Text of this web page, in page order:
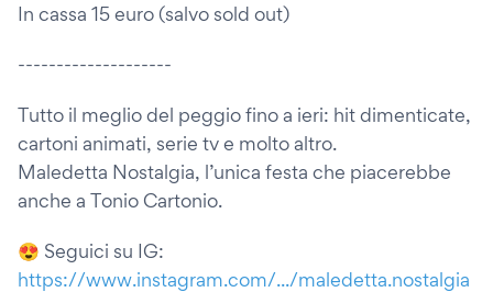
In cassa 15 euro (salvo sold out)
--------------------
Tutto il meglio del peggio fino a ieri: hit dimenticate,
cartoni animati, serie tv e molto altro.
Maledetta Nostalgia, l’unica festa che piacerebbe
anche a Tonio Cartonio.
😍 Seguici su IG:
https://www.instagram.com/.../maledetta.nostalgia